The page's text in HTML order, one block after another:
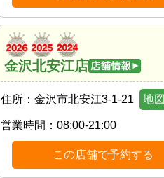
金沢北安江店
住所： 金沢市北安江3-1-21 地図
営業時間： 08:00-21:00
この店舗で予約する